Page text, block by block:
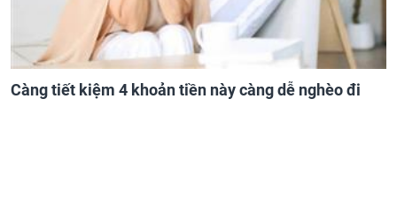
Càng tiết kiệm 4 khoản tiền này càng dễ nghèo đi